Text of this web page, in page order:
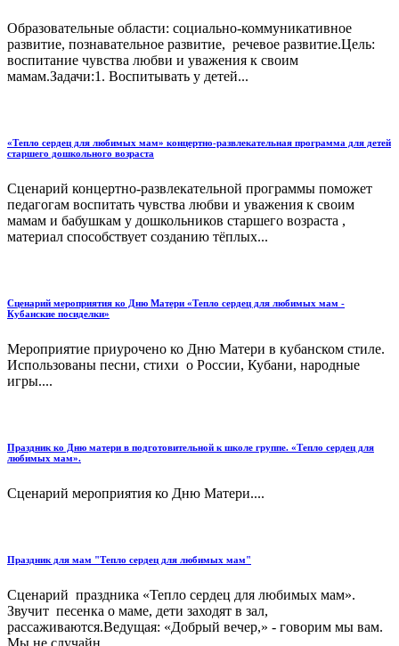
Образовательные области: социально-коммуникативное
развитие, познавательное развитие, речевое развитие.Цель:
воспитание чувства любви и уважения к своим
мамам.Задачи:1. Воспитывать у детей...
«Тепло сердец для любимых мам» концертно-развлекательная программа для детей
старшего дошкольного возраста
Сценарий концертно-развлекательной программы поможет
педагогам воспитать чувства любви и уважения к своим
мамам и бабушкам у дошкольников старшего возраста ,
материал способствует созданию тёплых...
Сценарий мероприятия ко Дню Матери «Тепло сердец для любимых мам -
Кубанские посиделки»
Мероприятие приурочено ко Дню Матери в кубанском стиле.
Использованы песни, стихи о России, Кубани, народные
игры....
Праздник ко Дню матери в подготовительной к школе группе. «Тепло сердец для
любимых мам».
Сценарий мероприятия ко Дню Матери....
Праздник для мам "Тепло сердец для любимых мам"
Сценарий праздника «Тепло сердец для любимых мам».
Звучит песенка о маме, дети заходят в зал,
рассаживаются.Ведущая: «Добрый вечер,» - говорим мы вам.
Мы не случайн...